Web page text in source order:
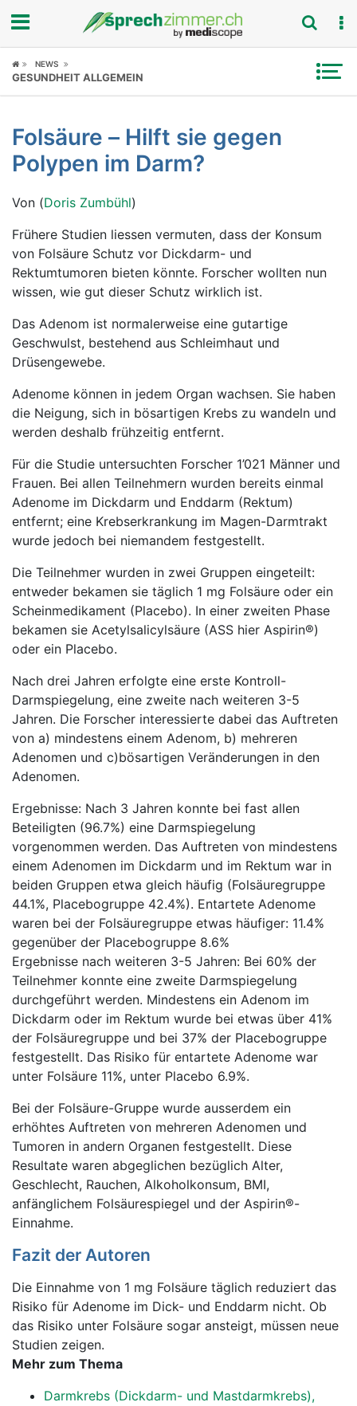
Fokus
Symptome
Untersuchungen
Ratgeber
Rubriken
NEWS
GESUNDHEIT ALLGEMEIN
Folsäure – Hilft sie gegen
Polypen im Darm?
Von (Doris Zumbühl)
Frühere Studien liessen vermuten, dass der Konsum
von Folsäure Schutz vor Dickdarm- und
Rektumtumoren bieten könnte. Forscher wollten nun
wissen, wie gut dieser Schutz wirklich ist.
Das Adenom ist normalerweise eine gutartige
Geschwulst, bestehend aus Schleimhaut und
Drüsengewebe.
Adenome können in jedem Organ wachsen. Sie haben
die Neigung, sich in bösartigen Krebs zu wandeln und
werden deshalb frühzeitig entfernt.
Für die Studie untersuchten Forscher 1’021 Männer und
Frauen. Bei allen Teilnehmern wurden bereits einmal
Adenome im Dickdarm und Enddarm (Rektum)
entfernt; eine Krebserkrankung im Magen-Darmtrakt
wurde jedoch bei niemandem festgestellt.
Die Teilnehmer wurden in zwei Gruppen eingeteilt:
entweder bekamen sie täglich 1 mg Folsäure oder ein
Scheinmedikament (Placebo). In einer zweiten Phase
bekamen sie Acetylsalicylsäure (ASS hier Aspirin®)
oder ein Placebo.
Nach drei Jahren erfolgte eine erste Kontroll-
Darmspiegelung, eine zweite nach weiteren 3-5
Jahren. Die Forscher interessierte dabei das Auftreten
von a) mindestens einem Adenom, b) mehreren
Adenomen und c)bösartigen Veränderungen in den
Adenomen.
Ergebnisse: Nach 3 Jahren konnte bei fast allen
Beteiligten (96.7%) eine Darmspiegelung
vorgenommen werden. Das Auftreten von mindestens
einem Adenomen im Dickdarm und im Rektum war in
beiden Gruppen etwa gleich häufig (Folsäuregruppe
44.1%, Placebogruppe 42.4%). Entartete Adenome
waren bei der Folsäuregruppe etwas häufiger: 11.4%
gegenüber der Placebogruppe 8.6%
Ergebnisse nach weiteren 3-5 Jahren: Bei 60% der
Teilnehmer konnte eine zweite Darmspiegelung
durchgeführt werden. Mindestens ein Adenom im
Dickdarm oder im Rektum wurde bei etwas über 41%
der Folsäuregruppe und bei 37% der Placebogruppe
festgestellt. Das Risiko für entartete Adenome war
unter Folsäure 11%, unter Placebo 6.9%.
Bei der Folsäure-Gruppe wurde ausserdem ein
erhöhtes Auftreten von mehreren Adenomen und
Tumoren in andern Organen festgestellt. Diese
Resultate waren abgeglichen bezüglich Alter,
Geschlecht, Rauchen, Alkoholkonsum, BMI,
anfänglichem Folsäurespiegel und der Aspirin®-
Einnahme.
Fazit der Autoren
Die Einnahme von 1 mg Folsäure täglich reduziert das
Risiko für Adenome im Dick- und Enddarm nicht. Ob
das Risiko unter Folsäure sogar ansteigt, müssen neue
Studien zeigen.
Mehr zum Thema
Darmkrebs (Dickdarm- und Mastdarmkrebs),